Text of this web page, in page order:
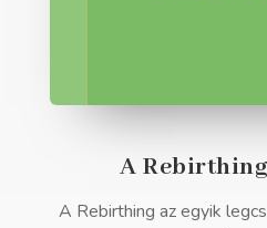
A
A Rebirthing az egyik